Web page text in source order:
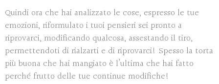
Quindi ora che hai analizzato le cose, espresso le tue
emozioni, riformulato i tuoi pensieri sei pronto a
riprovarci, modificando qualcosa, assestando il tiro,
permettendoti di rialzarti e di riprovarci! Spesso la torta
più buona che hai mangiato è l’ultima che hai fatto
perché frutto delle tue continue modifiche!